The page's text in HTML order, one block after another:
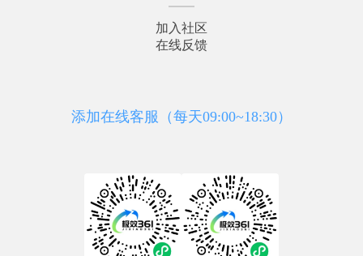
加入社区
在线反馈
添加在线客服（每天09:00~18:30）